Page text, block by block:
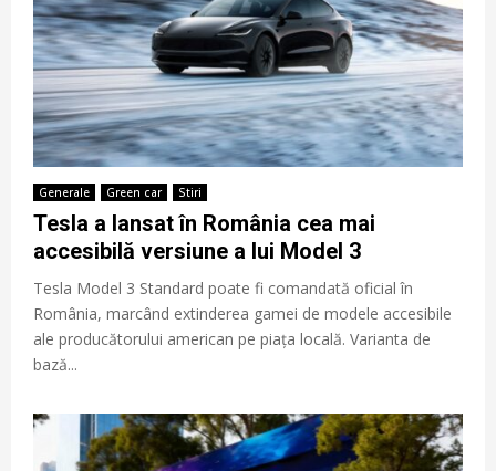
Generale Green car Stiri
Tesla a lansat în România cea mai
accesibilă versiune a lui Model 3
Tesla Model 3 Standard poate fi comandată oficial în
România, marcând extinderea gamei de modele accesibile
ale producătorului american pe piața locală. Varianta de
bază...